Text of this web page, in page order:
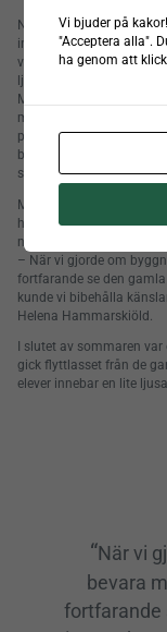
När Realgymnasiet
industrilandskapet vid
varsam hand för att
ljuset och det är där vi
Med våra
maximalt till en bråkdel
profilerna tillåter ett bra
bra energivärde. För
skruva fast den i
Medan delar av
har andra delar
naturliga mittpunkt och
– När vi gjorde om
fortfarande se den
kunde vi bibehålla
Helena Hammarskiöld.
I slutet av sommaren
gick flyttlasset från de
elever innebar en lite
När vi
bevara
fortfarande
Vi bjuder på
"Acceptera alla".
ha genom att